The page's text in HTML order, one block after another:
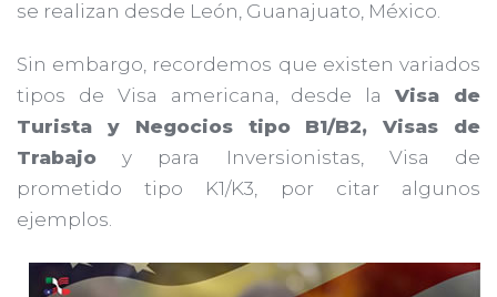
se realizan desde León, Guanajuato, México.
Sin embargo, recordemos que existen variados
tipos de Visa americana, desde laVisa de
Turista y Negocios tipo B1/B2, Visas de
Trabajo y para Inversionistas, Visa de
prometido tipo K1/K3, por citar algunos
ejemplos.